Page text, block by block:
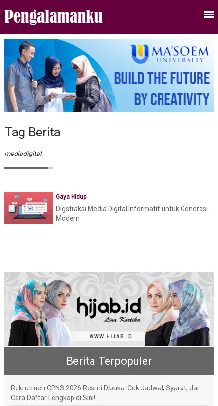
Tag Berita
mediadigital
Gaya Hidup
Digstraksi Media Digital Informatif untuk Generasi
Modern
Berita Terpopuler
Rekrutmen CPNS 2026 Resmi Dibuka: Cek Jadwal, Syarat, dan
Cara Daftar Lengkap di Sini!